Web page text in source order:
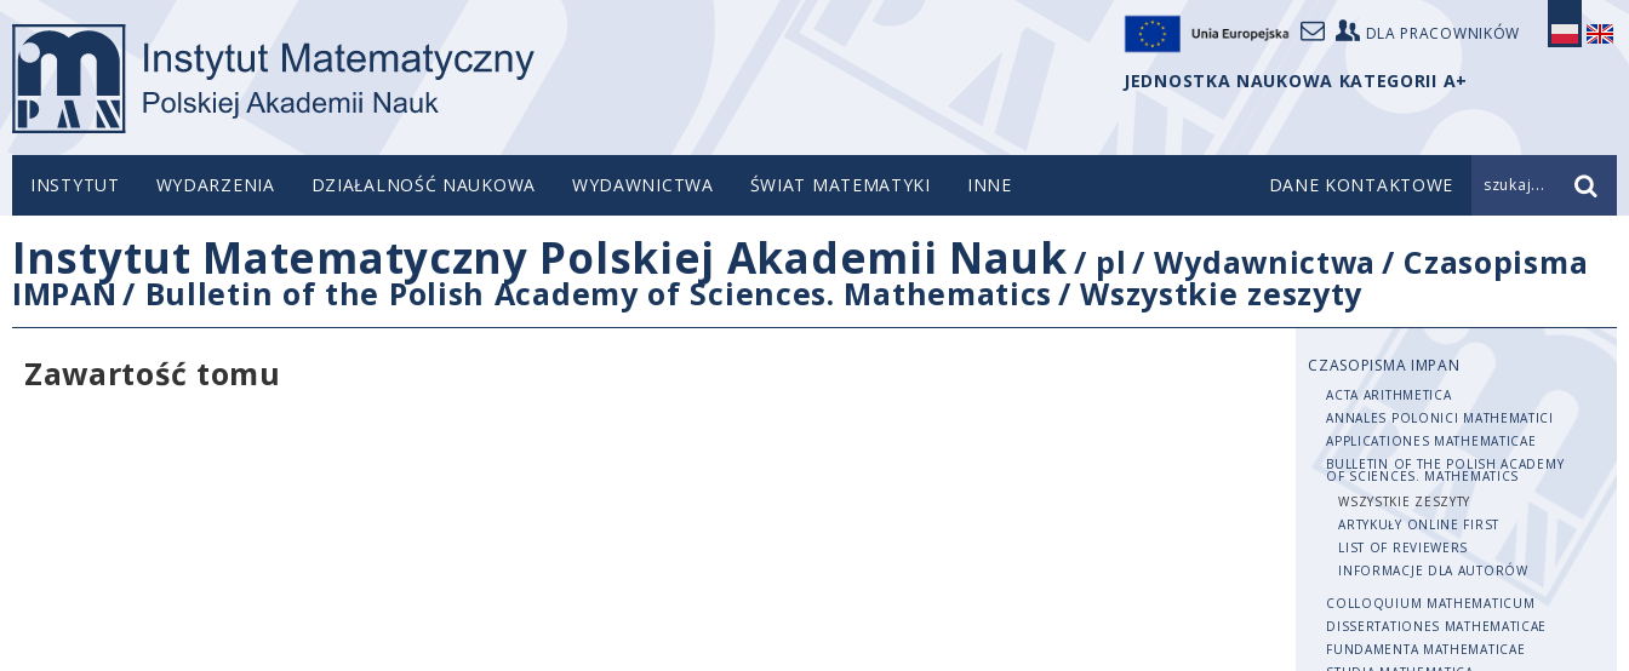
DLA PRACOWNIKÓW
JEDNOSTKA NAUKOWA KATEGORII A+
INSTYTUT WYDARZENIA DZIAŁALNOŚĆ NAUKOWA WYDAWNICTWA ŚWIAT MATEMATYKI INNE DANE KONTAKTOWE szukaj...
Instytut Matematyczny Polskiej Akademii Nauk/ pl /Wydawnictwa / Czasopisma
IMPAN / Bulletin of the Polish Academy of Sciences. Mathematics /Wszystkie zeszyty
Zawartość tomu
CZASOPISMA IMPAN
ACTA ARITHMETICA
ANNALES POLONICI MATHEMATICI
APPLICATIONES MATHEMATICAE
BULLETIN OF THE POLISH ACADEMY
OF SCIENCES. MATHEMATICS
WSZYSTKIE ZESZYTY
ARTYKUŁY ONLINE FIRST
LIST OF REVIEWERS
INFORMACJE DLA AUTORÓW
COLLOQUIUM MATHEMATICUM
DISSERTATIONES MATHEMATICAE
FUNDAMENTA MATHEMATICAE